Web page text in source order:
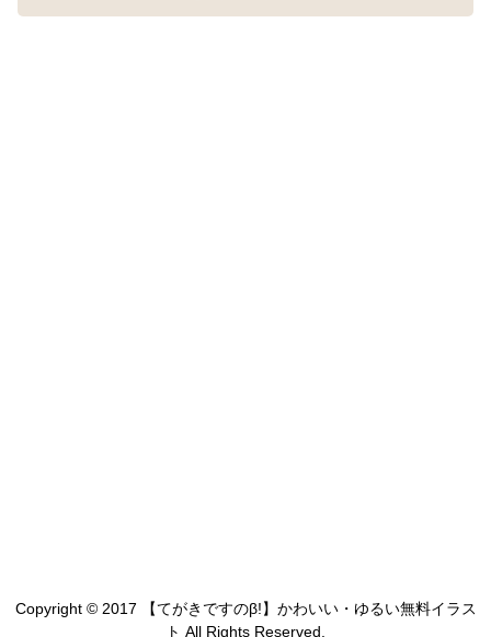
Copyright © 2017 【てがきですのβ!】かわいい・ゆるい無料イラス
ト All Rights Reserved.